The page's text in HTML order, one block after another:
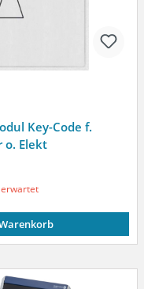
Key-Code f.
o. Elekt